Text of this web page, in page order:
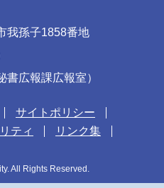
我孫子1858番地
広報課広報室）
サイトポリシー
ティ
リンク集
All Rights Reserved.